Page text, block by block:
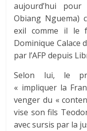
aujourd’hui
Obiang Nguema)
exil comme il le
Dominique Calace
par l’AFP depuis
Selon lui, le
« impliquer la
venger du «
vise son fils
avec sursis par la